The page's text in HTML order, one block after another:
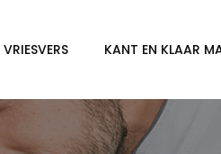
VRIESVERS KANT EN KLAAR